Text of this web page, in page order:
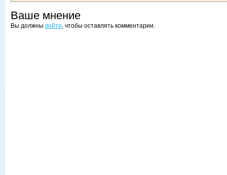
Ваше мнение
Вы должны войти, чтобы оставлять комментарии.